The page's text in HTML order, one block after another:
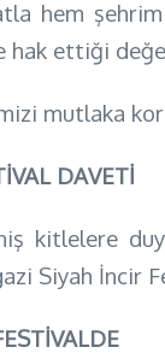
hem
hak ettiği
mutlaka
DAVETİ
kitlelere
Siyah İncir